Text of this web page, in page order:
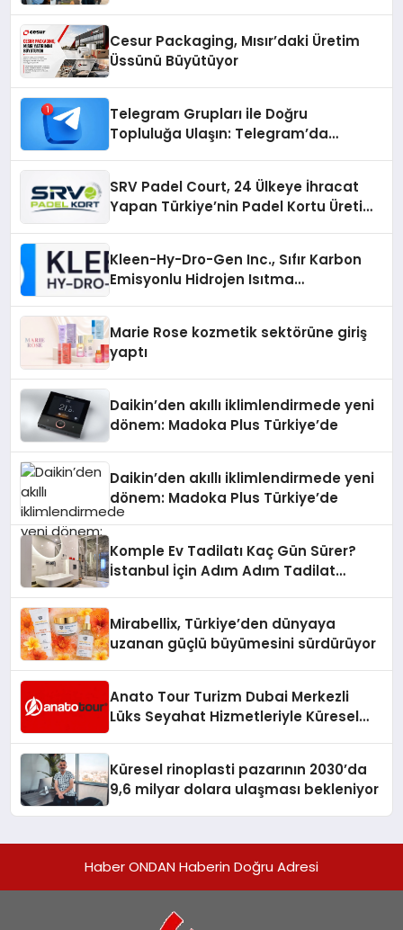
Cesur Packaging, Mısır’daki Üretim
Üssünü Büyütüyor
Telegram Grupları ile Doğru
Topluluğa Ulaşın: Telegram’da
SRV Padel Court, 24 Ülkeye İhracat
Yapan Türkiye’nin Padel Kortu Üretim
Kleen-Hy-Dro-Gen Inc., Sıfır Karbon
Emisyonlu Hidrojen Isıtma
Marie Rose kozmetik sektörüne giriş
yaptı
Daikin’den akıllı iklimlendirmede yeni
dönem: Madoka Plus Türkiye’de
Daikin’den akıllı iklimlendirmede yeni
dönem: Madoka Plus Türkiye’de
Komple Ev Tadilatı Kaç Gün Sürer?
İstanbul İçin Adım Adım Tadilat
Mirabellix, Türkiye’den dünyaya
uzanan güçlü büyümesini sürdürüyor
Anato Tour Turizm Dubai Merkezli
Lüks Seyahat Hizmetleriyle Küresel
Küresel rinoplasti pazarının 2030’da
9,6 milyar dolara ulaşması bekleniyor
Haber ONDAN Haberin Doğru Adresi